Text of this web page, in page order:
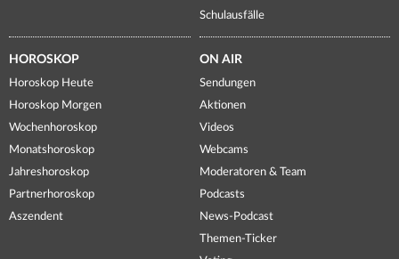
Schulausfälle
HOROSKOP
Horoskop Heute
Horoskop Morgen
Wochenhoroskop
Monatshoroskop
Jahreshoroskop
Partnerhoroskop
Aszendent
ON AIR
Sendungen
Aktionen
Videos
Webcams
Moderatoren & Team
Podcasts
News-Podcast
Themen-Ticker